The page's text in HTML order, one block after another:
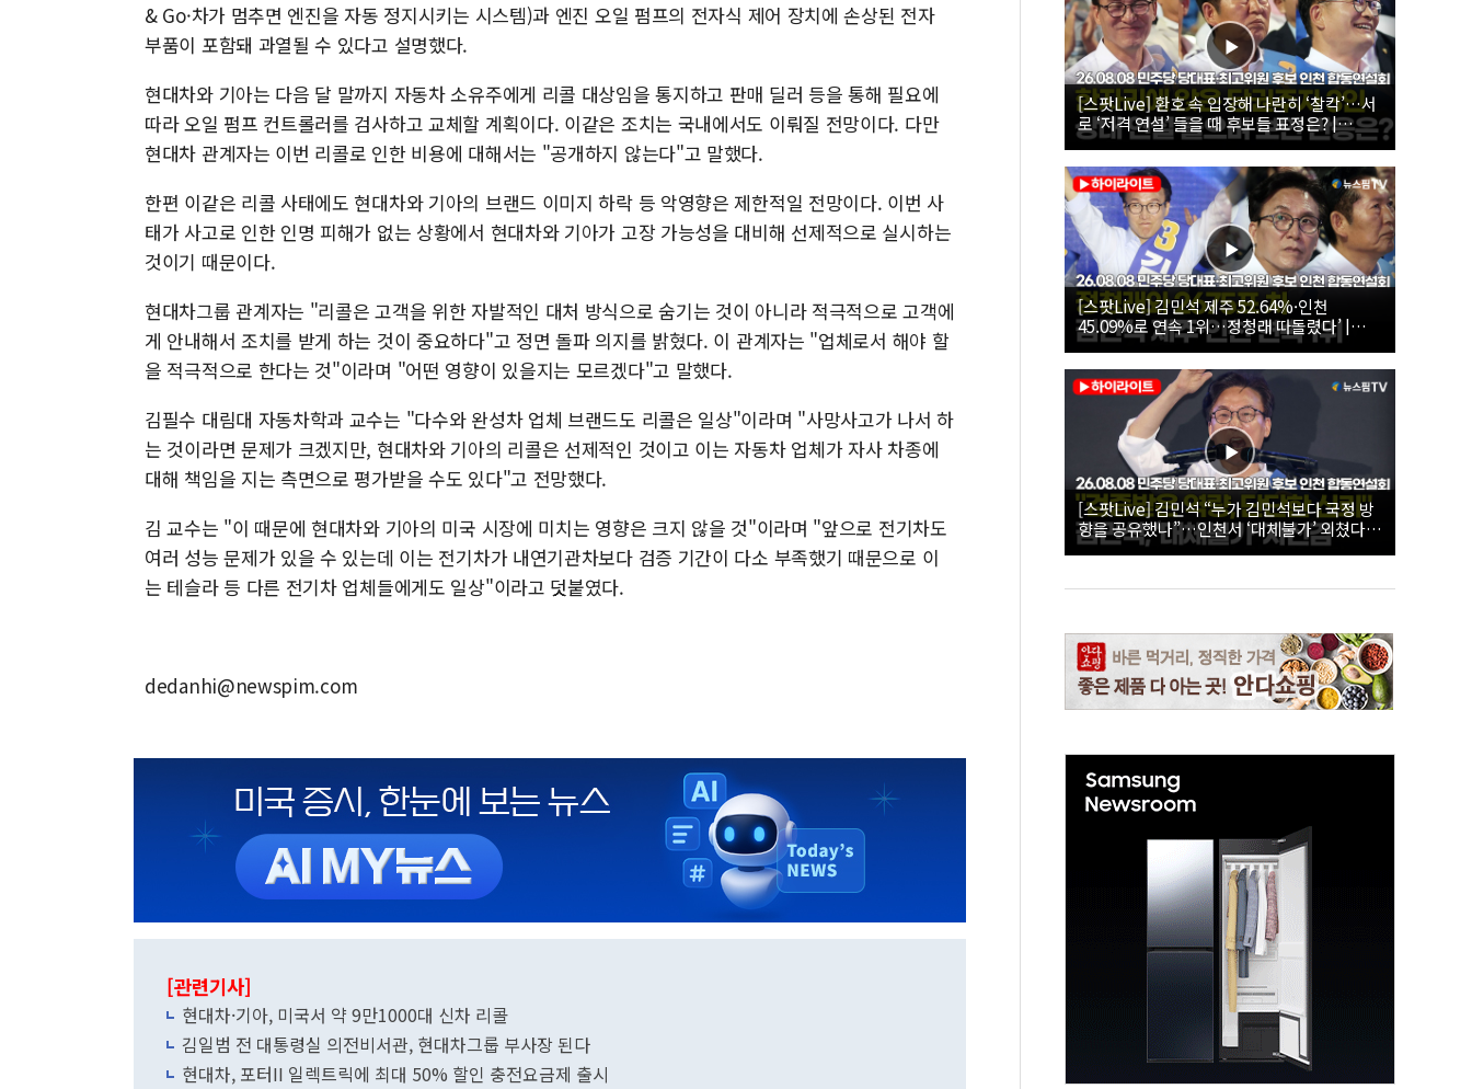
& Go·차가 멈추면 엔진을 자동 정지시키는 시스템)과 엔진 오일 펌프의 전자식 제어 장치에 손상된 전자
부품이 포함돼 과열될 수 있다고 설명했다.
현대차와 기아는 다음 달 말까지 자동차 소유주에게 리콜 대상임을 통지하고 판매 딜러 등을 통해 필요에
따라 오일 펌프 컨트롤러를 검사하고 교체할 계획이다. 이같은 조치는 국내에서도 이뤄질 전망이다. 다만
현대차 관계자는 이번 리콜로 인한 비용에 대해서는 "공개하지 않는다"고 말했다.
한편 이같은 리콜 사태에도 현대차와 기아의 브랜드 이미지 하락 등 악영향은 제한적일 전망이다. 이번 사
태가 사고로 인한 인명 피해가 없는 상황에서 현대차와 기아가 고장 가능성을 대비해 선제적으로 실시하는
것이기 때문이다.
현대차그룹 관계자는 "리콜은 고객을 위한 자발적인 대처 방식으로 숨기는 것이 아니라 적극적으로 고객에
게 안내해서 조치를 받게 하는 것이 중요하다"고 정면 돌파 의지를 밝혔다. 이 관계자는 "업체로서 해야 할
을 적극적으로 한다는 것"이라며 "어떤 영향이 있을지는 모르겠다"고 말했다.
김필수 대림대 자동차학과 교수는 "다수와 완성차 업체 브랜드도 리콜은 일상"이라며 "사망사고가 나서 하
는 것이라면 문제가 크겠지만, 현대차와 기아의 리콜은 선제적인 것이고 이는 자동차 업체가 자사 차종에
대해 책임을 지는 측면으로 평가받을 수도 있다"고 전망했다.
김 교수는 "이 때문에 현대차와 기아의 미국 시장에 미치는 영향은 크지 않을 것"이라며 "앞으로 전기차도
여러 성능 문제가 있을 수 있는데 이는 전기차가 내연기관차보다 검증 기간이 다소 부족했기 때문으로 이
는 테슬라 등 다른 전기차 업체들에게도 일상"이라고 덧붙였다.
dedanhi@newspim.com
[관련기사]
현대차·기아, 미국서 약 9만1000대 신차 리콜
김일범 전 대통령실 의전비서관, 현대차그룹 부사장 된다
현대차, 포터II 일렉트릭에 최대 50% 할인 충전요금제 출시
[스팟Live] 환호 속 입장해 나란히 ‘찰칵’…서
로 ‘저격 연설’ 들을 때 후보들 표정은? |
26.08.08 더불어민주당 당대표·최고위원 후
보 인천 합동연설회
[스팟Live] 김민석 제주 52.64%·인천
45.09%로 연속 1위…정청래 따돌렸다’ |
26.08.08 더불어민주당 당대표·최고위원 후
보 인천 합동연설회
[스팟Live] 김민석 “누가 김민석보다 국정 방
향을 공유했나”…인천서 ‘대체불가’ 외쳤다 |
26.08.08 더불어민주당 당대표·최고위원 후